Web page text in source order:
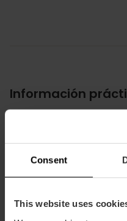
Consent
This website uses
Información